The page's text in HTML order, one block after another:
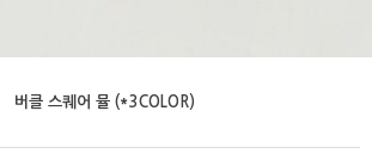
버클 스퀘어 뮬 (*3COLOR)